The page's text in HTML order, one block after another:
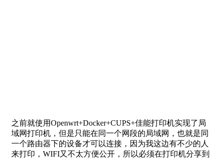
之前就使用Openwrt+Docker+CUPS+佳能打印机实现了局
域网打印机，但是只能在同一个网段的局域网，也就是同
一个路由器下的设备才可以连接，因为我这边有不少的人
来打印，WIFI又不太方便公开，所以必须在打印机分享到